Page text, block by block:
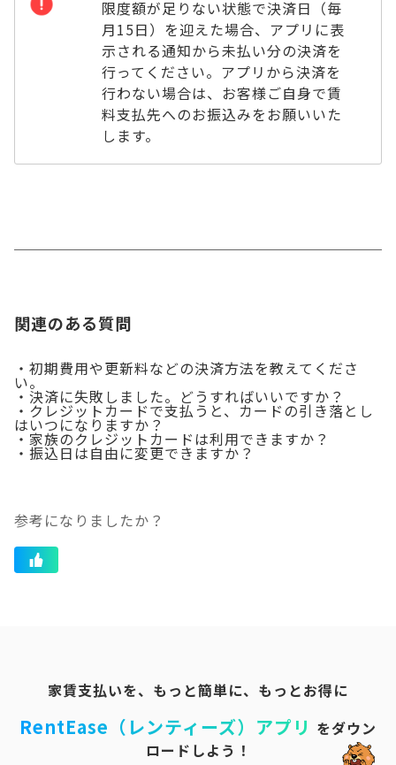
限度額が足りない状態で決済日（毎
月15日）を迎えた場合、アプリに表
示される通知から未払い分の決済を
行ってください。アプリから決済を
行わない場合は、お客様ご自身で賃
料支払先へのお振込みをお願いいた
します。
関連のある質問
・初期費用や更新料などの決済方法を教えてくださ
い。
・決済に失敗しました。どうすればいいですか？
・クレジットカードで支払うと、カードの引き落とし
はいつになりますか？
・家族のクレジットカードは利用できますか？
・振込日は自由に変更できますか？
参考になりましたか？
家賃支払いを、もっと簡単に、もっとお得に
RentEase（レンティーズ）アプリ をダウン
ロードしよう！